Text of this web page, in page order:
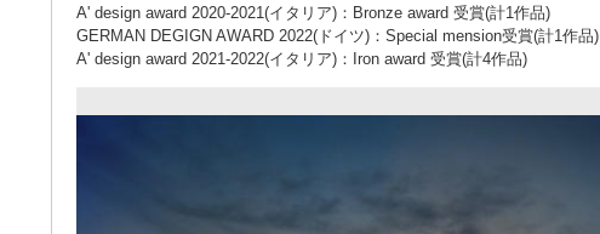
A' design award 2020-2021(イタリア)：Bronze award 受賞(計1作品)
GERMAN DEGIGN AWARD 2022(ドイツ)：Special mension受賞(計1作品)
A' design award 2021-2022(イタリア)：Iron award 受賞(計4作品)